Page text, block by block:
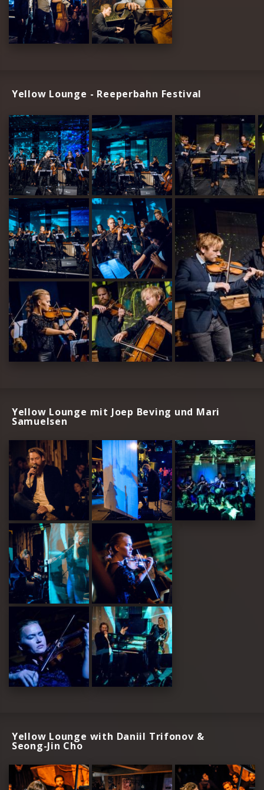
Yellow Lounge - Reeperbahn Festival
Yellow Lounge mit Joep Beving und Mari
Samuelsen
Yellow Lounge with Daniil Trifonov &
Seong-Jin Cho